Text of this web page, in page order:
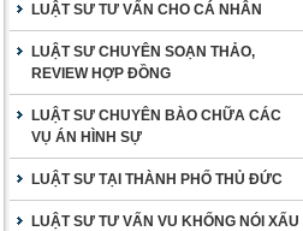
LUẬT SƯ TƯ VẤN CHO CÁ NHÂN
LUẬT SƯ CHUYÊN SOẠN THẢO,
REVIEW HỢP ĐỒNG
LUẬT SƯ CHUYÊN BÀO CHỮA CÁC
VỤ ÁN HÌNH SỰ
LUẬT SƯ TẠI THÀNH PHỐ THỦ ĐỨC
LUẬT SƯ TƯ VẤN VU KHỐNG NÓI XẤU